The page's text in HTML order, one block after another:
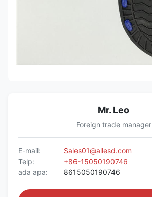
Mr. Leo
Foreign trade manager
E-mail:
Sales01@allesd.com
Telp:
+86-15050190746
ada apa:
8615050190746